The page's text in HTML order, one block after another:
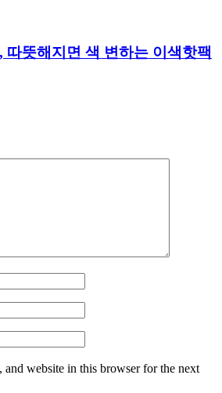
뜻해지면 색 변하는 이색핫팩
and website in this browser for the next